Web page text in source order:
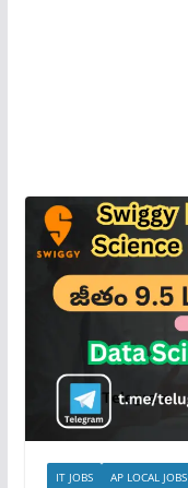
IT JOBS AP LOCAL JOBS